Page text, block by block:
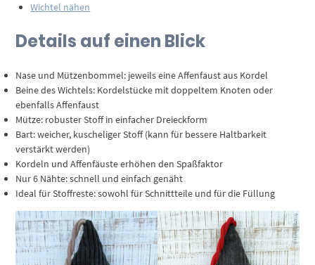
Wichtel nähen
Details auf einen Blick
Nase und Mützenbommel: jeweils eine Affenfaust aus Kordel
Beine des Wichtels: Kordelstücke mit doppeltem Knoten oder
ebenfalls Affenfaust
Mütze: robuster Stoff in einfacher Dreieckform
Bart: weicher, kuscheliger Stoff (kann für bessere Haltbarkeit
verstärkt werden)
Kordeln und Affenfäuste erhöhen den Spaßfaktor
Nur 6 Nähte: schnell und einfach genäht
Ideal für Stoffreste: sowohl für Schnittteile und für die Füllung